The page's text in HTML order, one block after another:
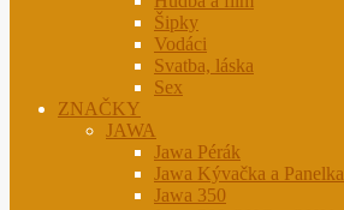
Šipky
Vodáci
Svatba, láska
Sex
ZNAČKY
JAWA
Jawa Pérák
Jawa Kývačka a Panelka
Jawa 350